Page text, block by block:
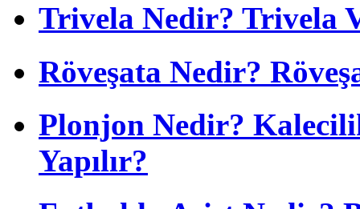
Trivela Nedir? Trivela
Röveşata Nedir?
Plonjon Nedir?
Yapılır?